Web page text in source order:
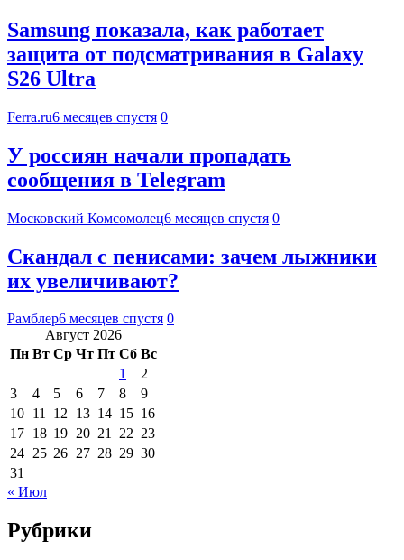
Samsung показала, как работает
защита от подсматривания в Galaxy
S26 Ultra
Ferra.ru6 месяцев спустя 0
У россиян начали пропадать
сообщения в Telegram
Московский Комсомолец6 месяцев спустя 0
Скандал с пенисами: зачем лыжники
их увеличивают?
Рамблер6 месяцев спустя 0
Август 2026
Пн Вт Ср Чт Пт Сб Вс
1
2
3
4 5 6 7 8
9
10 11 12 13 14 15 16
17 18 19 20 21 22 23
24 25 26 27 28 29 30
31
« Июл
Рубрики